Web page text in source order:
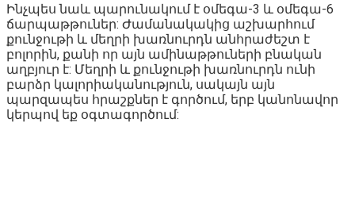
Ինչպես նաև պարունակում է օմեգա-3 և օմեգա-6
ճարպաթթուներ: Ժամանակակից աշխարհում
քունջութի և մեղրի խառնուրդն անհրաժեշտ է
բոլորին, քանի որ այն ամինաթթուների բնական
աղբյուր է: Մեղրի և քունջութի խառնուրդն ունի
բարձր կալորիականություն, սակայն այն
պարզապես հրաշքներ է գործում, երբ կանոնավոր
կերպով եք օգտագործում: